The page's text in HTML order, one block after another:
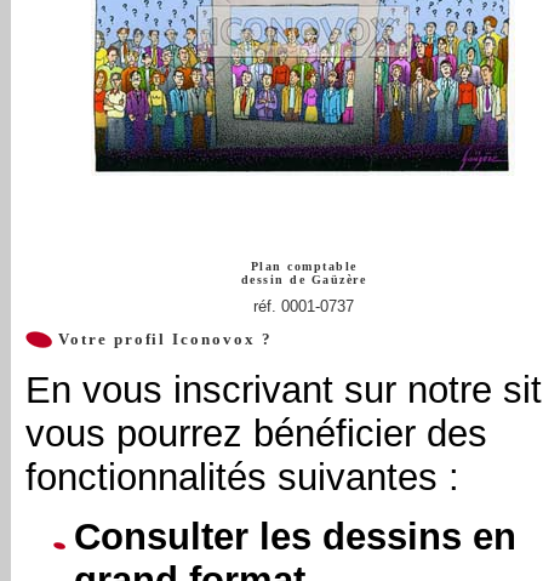
Plan comptable
dessin de Gaüzère
réf. 0001-0737
Votre profil Iconovox ?
En vous inscrivant sur notre
vous pourrez bénéficier des
fonctionnalités suivantes :
Consulter les dessins en